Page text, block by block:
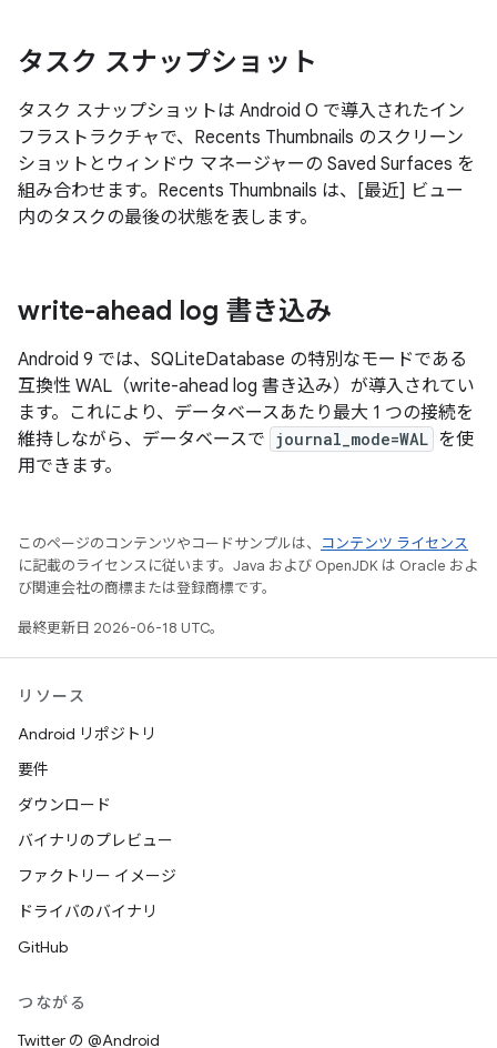
タスク スナップショット
タスク スナップショットは Android O で導入されたイン
フラストラクチャで、Recents Thumbnails のスクリーン
ショットとウィンドウ マネージャーの Saved Surfaces を
組み合わせます。Recents Thumbnails は、[最近] ビュー
内のタスクの最後の状態を表します。
write-ahead log 書き込み
Android 9 では、SQLiteDatabase の特別なモードである
互換性 WAL（write-ahead log 書き込み）が導入されてい
ます。これにより、データベースあたり最大 1 つの接続を
維持しながら、データベースで journal_mode=WAL を使
用できます。
このページのコンテンツやコードサンプルは、
コンテンツ ライセンス
に記載のライセンスに従います。Java および OpenJDK は Oracle およ
び関連会社の商標または登録商標です。
最終更新日 2026-06-18 UTC。
リソース
Android リポジトリ
要件
ダウンロード
バイナリのプレビュー
ファクトリー イメージ
ドライバのバイナリ
GitHub
つながる
Twitter の @Android